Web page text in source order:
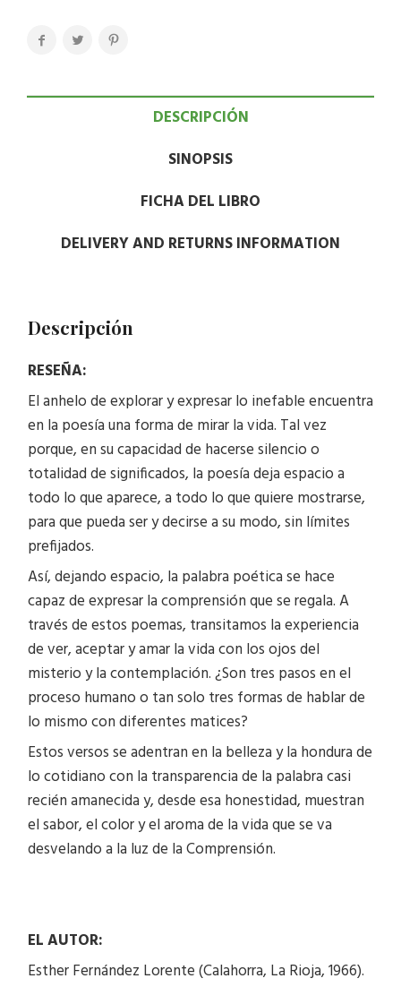
DESCRIPCIÓN
SINOPSIS
FICHA DEL LIBRO
DELIVERY AND RETURNS INFORMATION
Descripción
RESEÑA:
El anhelo de explorar y expresar lo inefable encuentra
en la poesía una forma de mirar la vida. Tal vez
porque, en su capacidad de hacerse silencio o
totalidad de significados, la poesía deja espacio a
todo lo que aparece, a todo lo que quiere mostrarse,
para que pueda ser y decirse a su modo, sin límites
prefijados.
Así, dejando espacio, la palabra poética se hace
capaz de expresar la comprensión que se regala. A
través de estos poemas, transitamos la experiencia
de ver, aceptar y amar la vida con los ojos del
misterio y la contemplación. ¿Son tres pasos en el
proceso humano o tan solo tres formas de hablar de
lo mismo con diferentes matices?
Estos versos se adentran en la belleza y la hondura de
lo cotidiano con la transparencia de la palabra casi
recién amanecida y, desde esa honestidad, muestran
el sabor, el color y el aroma de la vida que se va
desvelando a la luz de la Comprensión.
EL AUTOR:
Esther Fernández Lorente (Calahorra, La Rioja, 1966).